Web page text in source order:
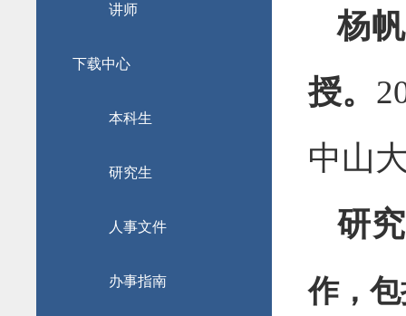
讲师
下载中心
本科生
研究生
人事文件
办事指南
杨帆
授。
中山
研
作，